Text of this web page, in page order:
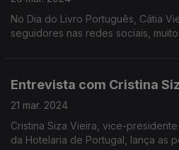
No Dia do Livro Português, Cátia
seguidores nas redes sociais,
Entrevista com Cristina
21 mar. 2024
Cristina Siza Vieira, vice-
da Hotelaria de Portugal, lança as